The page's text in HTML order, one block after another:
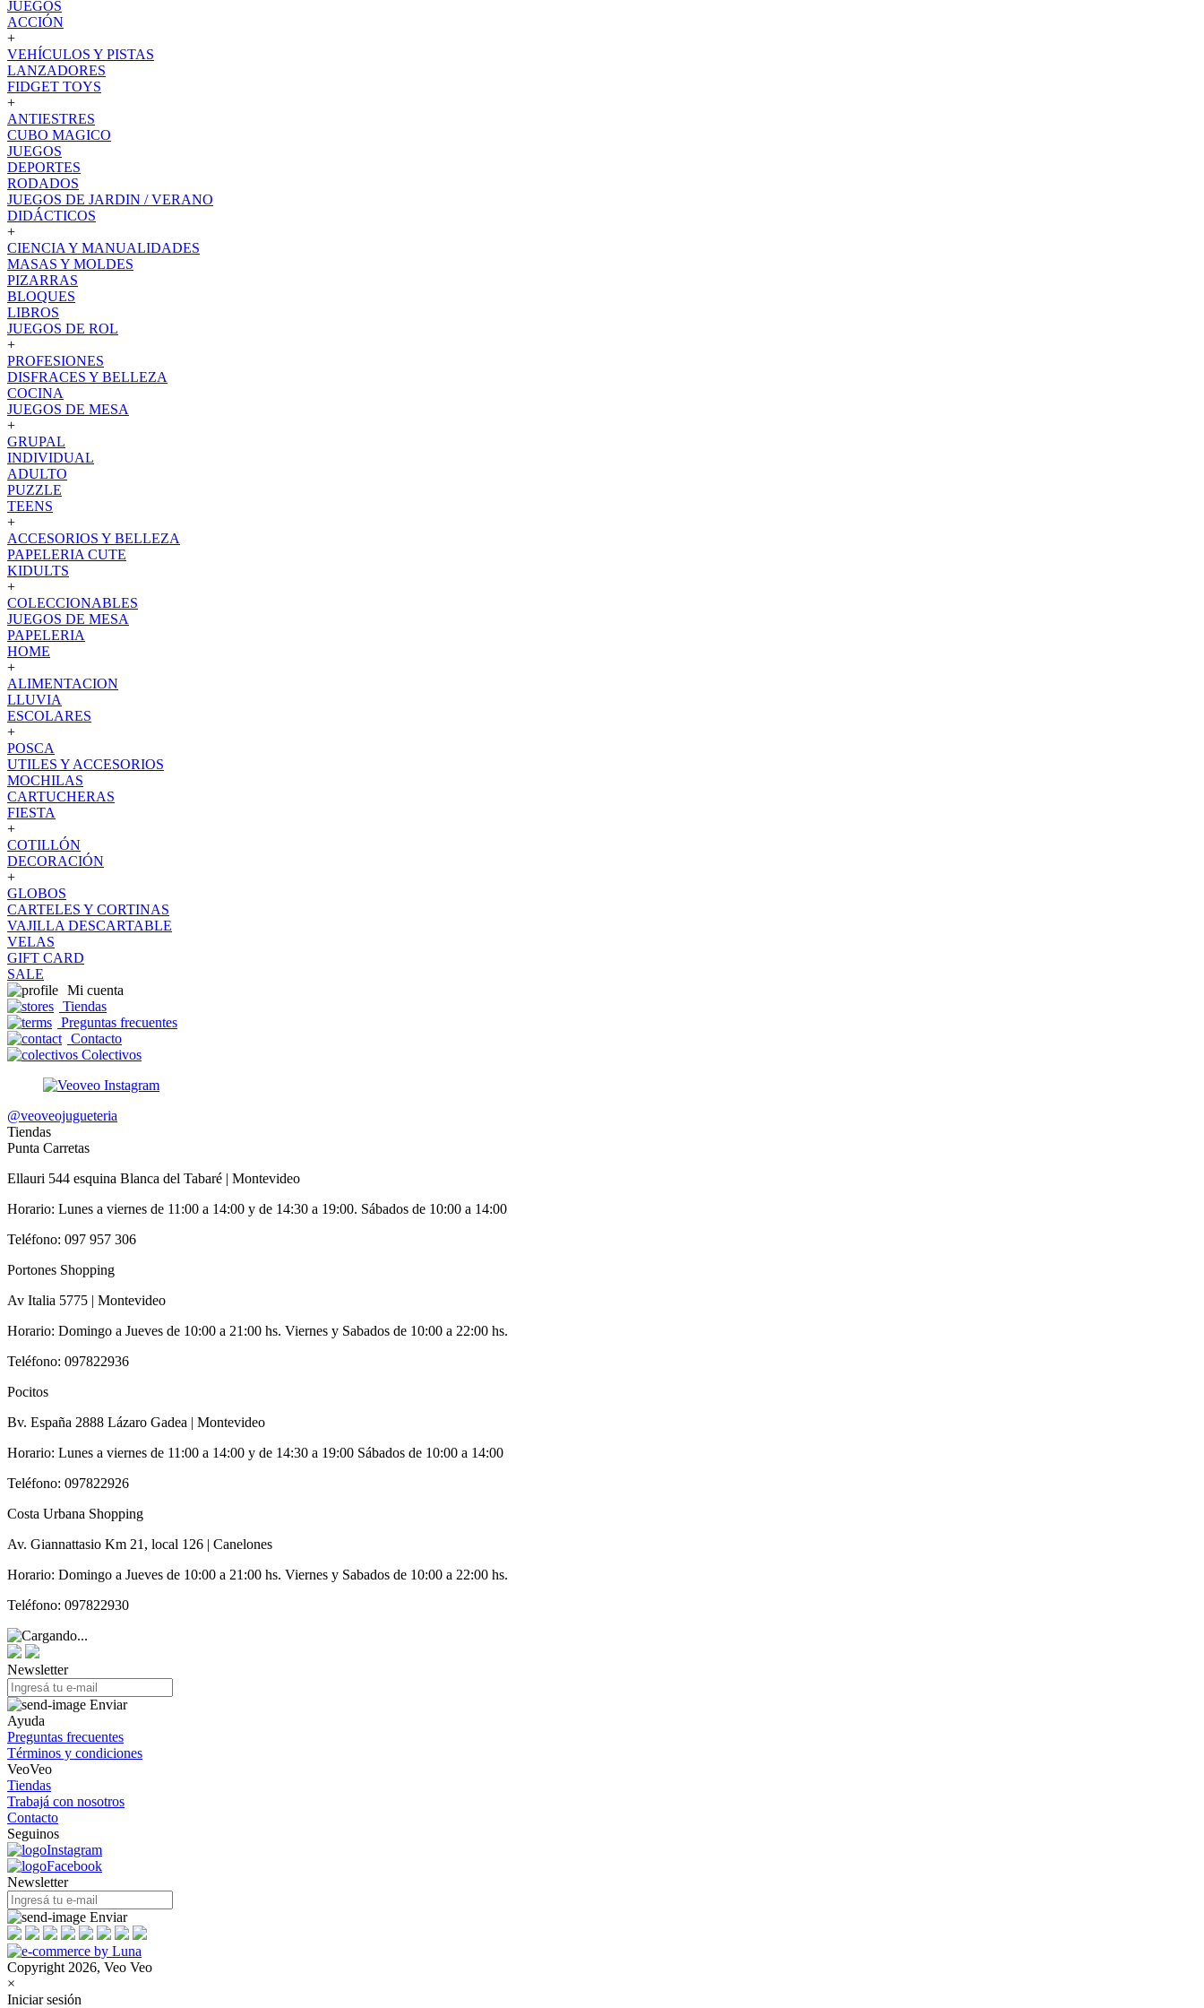
JUEGOS
ACCIÓN
+
VEHÍCULOS Y PISTAS
LANZADORES
FIDGET TOYS
+
ANTIESTRES
CUBO MAGICO
JUEGOS
DEPORTES
RODADOS
JUEGOS DE JARDIN / VERANO
DIDÁCTICOS
+
CIENCIA Y MANUALIDADES
MASAS Y MOLDES
PIZARRAS
BLOQUES
LIBROS
JUEGOS DE ROL
+
PROFESIONES
DISFRACES Y BELLEZA
COCINA
JUEGOS DE MESA
+
GRUPAL
INDIVIDUAL
ADULTO
PUZZLE
TEENS
+
ACCESORIOS Y BELLEZA
PAPELERIA CUTE
KIDULTS
+
COLECCIONABLES
JUEGOS DE MESA
PAPELERIA
HOME
+
ALIMENTACION
LLUVIA
ESCOLARES
+
POSCA
UTILES Y ACCESORIOS
MOCHILAS
CARTUCHERAS
FIESTA
+
COTILLÓN
DECORACIÓN
+
GLOBOS
CARTELES Y CORTINAS
VAJILLA DESCARTABLE
VELAS
GIFT CARD
SALE
Mi cuenta
Tiendas
Preguntas frecuentes
Contacto
Colectivos
@veoveojugueteria
Tiendas
Punta Carretas
Ellauri 544 esquina Blanca del Tabaré | Montevideo
Horario: Lunes a viernes de 11:00 a 14:00 y de 14:30 a 19:00. Sábados de 10:00 a 14:00
Teléfono: 097 957 306
Portones Shopping
Av Italia 5775 | Montevideo
Horario: Domingo a Jueves de 10:00 a 21:00 hs. Viernes y Sabados de 10:00 a 22:00 hs.
Teléfono: 097822936
Pocitos
Bv. España 2888 Lázaro Gadea | Montevideo
Horario: Lunes a viernes de 11:00 a 14:00 y de 14:30 a 19:00 Sábados de 10:00 a 14:00
Teléfono: 097822926
Costa Urbana Shopping
Av. Giannattasio Km 21, local 126 | Canelones
Horario: Domingo a Jueves de 10:00 a 21:00 hs. Viernes y Sabados de 10:00 a 22:00 hs.
Teléfono: 097822930
Newsletter
Enviar
Ayuda
Preguntas frecuentes
Términos y condiciones
VeoVeo
Tiendas
Trabajá con nosotros
Contacto
Seguinos
Newsletter
Enviar
Copyright 2026, Veo Veo
×
Iniciar sesión